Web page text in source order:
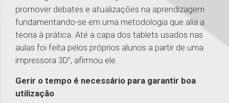
promover debates e atualizações na aprendizagem
fundamentando-se em uma metodologia que alia a
teoria à prática. Até a capa dos tablets usados nas
aulas foi feita pelos próprios alunos a partir de uma
impressora 3D”, afirmou ele.
Gerir o tempo é necessário para garantir boa
utilização